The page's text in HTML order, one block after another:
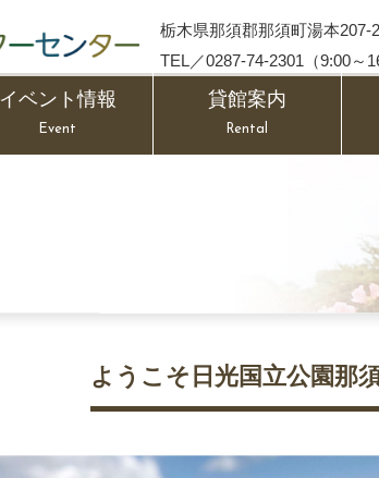
栃木県那須郡那須町湯本207-2
TEL／0287-74-2301（9:00～
イベント情報
Event
貸館案内
Rental
ようこそ日光国立公園那